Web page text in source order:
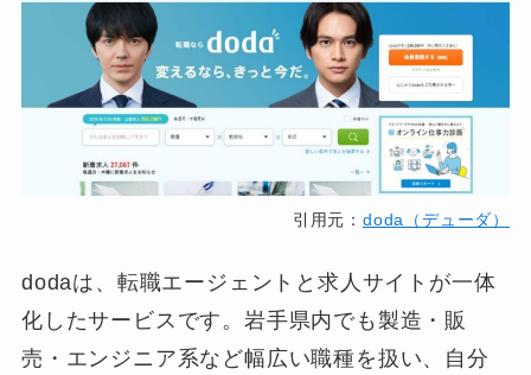
引用元：doda（デューダ）
dodaは、転職エージェントと求人サイトが一体
化したサービスです。岩手県内でも製造・販
売・エンジニア系など幅広い職種を扱い、自分